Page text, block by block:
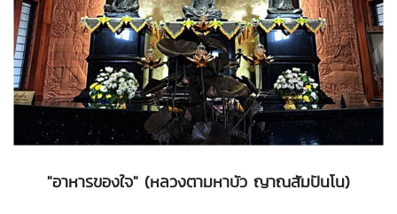
"อาหารของใจ" (หลวงตามหาบัว ญาณสัมปันโน)